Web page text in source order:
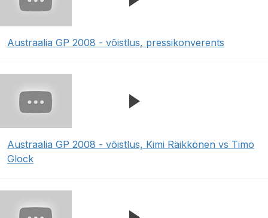
Austraalia GP 2008 - võistlus, pressikonverents
Austraalia GP 2008 - võistlus, Kimi Räikkönen vs Timo
Glock